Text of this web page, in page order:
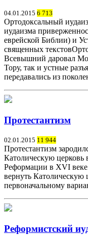
04.01.2015 6 713
Ортодоксальный
иудаизма
еврейской Библии) и
священных
Всевышний даровал
Тору, так и устные
передавались из
Протестантизм
02.01.2015 11 944
Протестантизм
Католическую церковь
Реформации в XVI
вернуть Католическую
первоначальному
Реформистский